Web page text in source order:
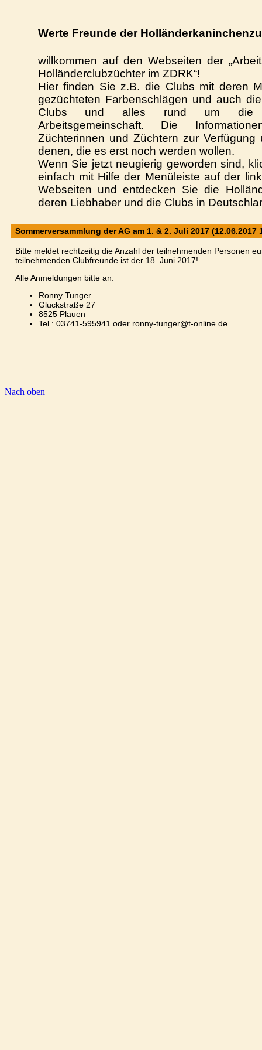
Werte Freunde der
willkommen auf den Webseiten der
Holländerclubzüchter im ZDRK“!
Hier finden Sie z.B. die Clubs mit deren
gezüchteten Farbenschlägen und auch
Clubs und alles rund um die
Arbeitsgemeinschaft. Die
Züchterinnen und Züchtern zur Verfügung
denen, die es erst noch werden wollen.
Wenn Sie jetzt neugierig geworden sind,
einfach mit Hilfe der Menüleiste auf der
Webseiten und entdecken Sie die
deren Liebhaber und die Clubs in
Sommerversammlung der AG am 1. & 2. Juli 2017 (12.06.2017
Bitte meldet rechtzeitig die Anzahl der teilnehmenden Personen
teilnehmenden Clubfreunde ist der 18. Juni 2017!
Alle Anmeldungen bitte an:
Ronny Tunger
Gluckstraße 27
8525 Plauen
Tel.: 03741-595941 oder ronny-tunger@t-online.de
Nach oben